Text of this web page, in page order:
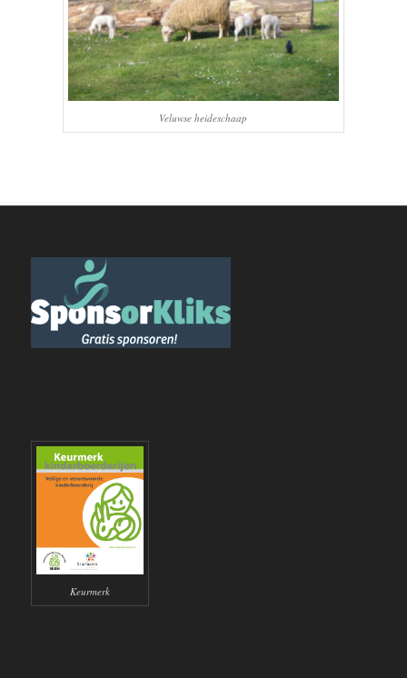
Veluwse heideschaap
Keurmerk